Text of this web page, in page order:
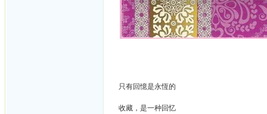
只有回憶是永恆的
收藏，是一种回忆